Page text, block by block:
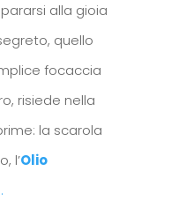
alla gioia
quello
focaccia
risiede nella
la scarola
l’Olio
.